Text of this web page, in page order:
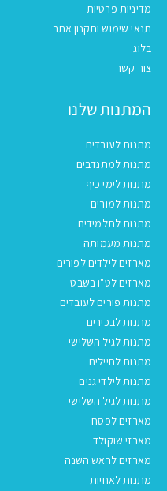
מדיניות פרטיות
תנאי שימוש ותקנון אתר
בלוג
צור קשר
המתנות שלנו
מתנות לעובדים
מתנות למתנדבים
מתנות לימי כיף
מתנות למורים
מתנות לתלמידים
מתנות מעמותה
מארזים לילדים לפורים
מארזים לט"ו בשבט
מתנות פורים לעובדים
מתנות לבכירים
מתנות לגיל השלישי
מתנות לחיילים
מתנות לילדי גנים
מתנות לגיל השלישי
מארזים לפסח
מארזי שוקולד
מארזים לראש השנה
מתנות לאחיות